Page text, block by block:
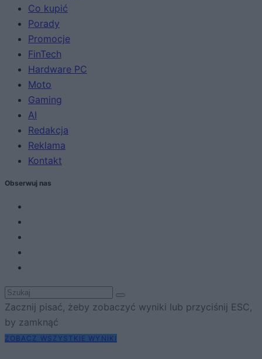
Co kupić
Porady
Promocje
FinTech
Hardware PC
Moto
Gaming
AI
Redakcja
Reklama
Kontakt
Obserwuj nas
Zacznij pisać, żeby zobaczyć wyniki lub przyciśnij ESC,
by zamknąć
ZOBACZ WSZYSTKIE WYNIKI